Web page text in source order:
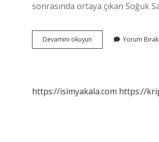
sonrasında ortaya çıkan Soğuk
Devamını okuyun Bandung
Konferansının
Yorum Bırak
https://isimyakala.com https://